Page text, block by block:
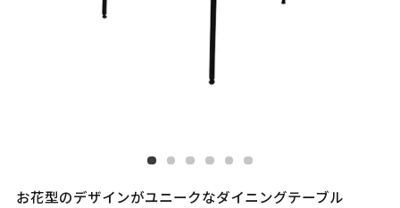
お花型のデザインがユニークなダイニングテーブル